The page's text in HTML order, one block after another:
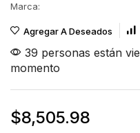
Marca:
Agregar A Deseados
39 personas están
momento
$8,505.98